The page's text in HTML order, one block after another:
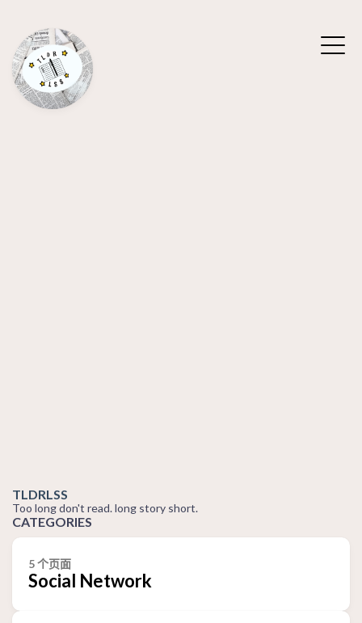
TLDRLSS
Too long don't read. long story short.
CATEGORIES
5 个页面
Social Network